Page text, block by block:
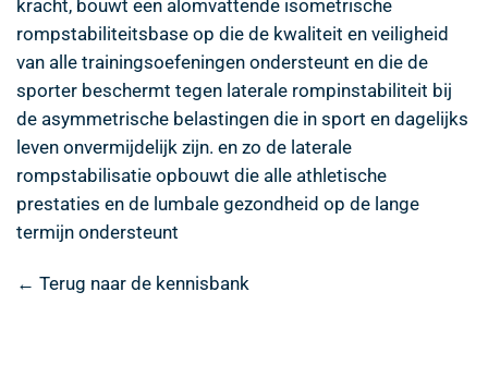
kracht, bouwt een alomvattende isometrische
rompstabiliteitsbase op die de kwaliteit en veiligheid
van alle trainingsoefeningen ondersteunt en die de
sporter beschermt tegen laterale rompinstabiliteit bij
de asymmetrische belastingen die in sport en dagelijks
leven onvermijdelijk zijn. en zo de laterale
rompstabilisatie opbouwt die alle athletische
prestaties en de lumbale gezondheid op de lange
termijn ondersteunt
← Terug naar de kennisbank